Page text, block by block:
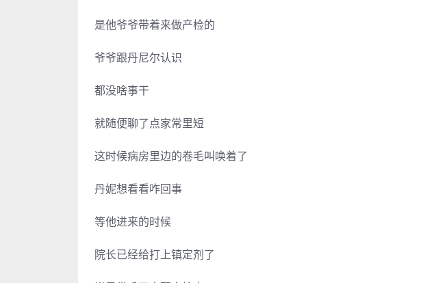
是他爷爷带着来做产检的
爷爷跟丹尼尔认识
都没啥事干
就随便聊了点家常里短
这时候病房里边的卷毛叫唤着了
丹妮想看看咋回事
等他进来的时候
院长已经给打上镇定剂了